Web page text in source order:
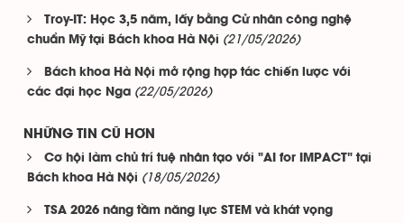
Troy-IT: Học 3,5 năm, lấy bằng Cử nhân công nghệ
chuẩn Mỹ tại Bách khoa Hà Nội (21/05/2026)
Bách khoa Hà Nội mở rộng hợp tác chiến lược với
các đại học Nga (22/05/2026)
NHỮNG TIN CŨ HƠN
Cơ hội làm chủ trí tuệ nhân tạo với "AI for IMPACT" tại
Bách khoa Hà Nội (18/05/2026)
TSA 2026 nâng tầm năng lực STEM và khát vọng